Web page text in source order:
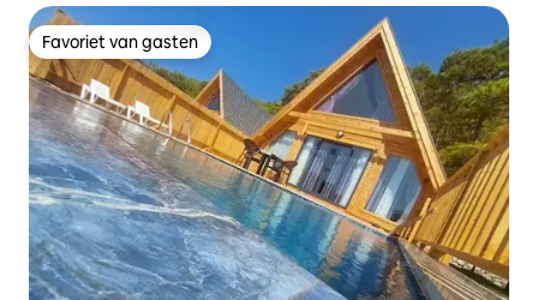
Favoriet van gasten
Favoriet van gasten